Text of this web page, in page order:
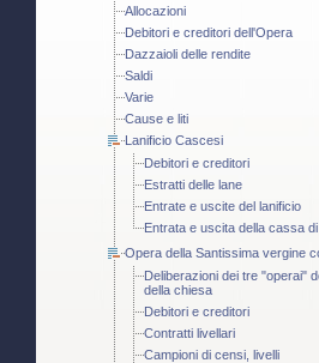
Allocazioni
Debitori e creditori dell'Opera
Dazzaioli delle rendite
Saldi
Varie
Cause e liti
Lanificio Cascesi
Debitori e creditori
Estratti delle lane
Entrate e uscite del lanificio
Entrata e uscita della cassa
Opera della Santissima vergine
Deliberazioni dei tre "operai"
della chiesa
Debitori e creditori
Contratti livellari
Campioni di censi, livelli